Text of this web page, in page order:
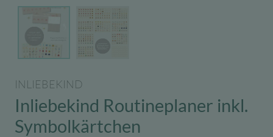
INLIEBEKIND
Inliebekind Routineplaner inkl.
Symbolkärtchen